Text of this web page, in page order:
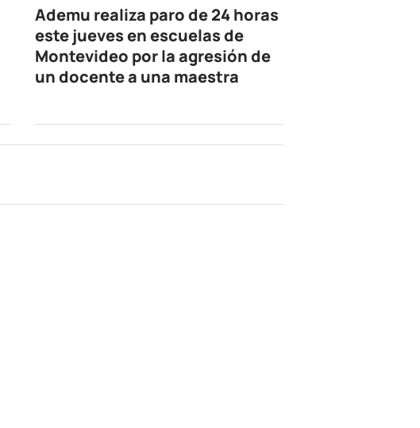
Ademu realiza paro de 24 horas
este jueves en escuelas de
Montevideo por la agresión de
un docente a una maestra